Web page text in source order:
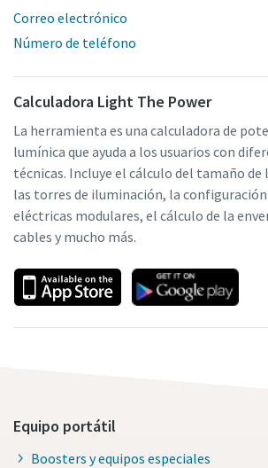
Correo electrónico
Número de teléfono
Calculadora Light The Power
La herramienta es una calculadora de
lumínica que ayuda a los usuarios con
técnicas. Incluye el cálculo del tamaño de
las torres de iluminación, la
eléctricas modulares, el cálculo de la
cables y mucho más.
Equipo portátil
Boosters y equipos especiales